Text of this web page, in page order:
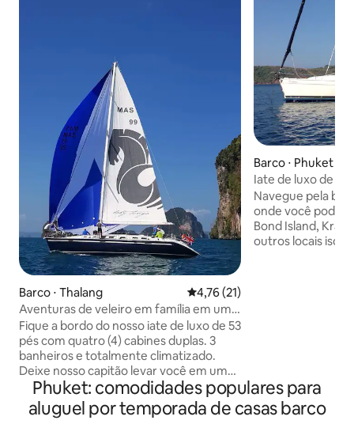
Barco ⋅ Thalang 4,76 de uma avaliação média
4,76 (21)
Aventuras de veleiro em família em um
iate de 16 metros
Fique a bordo do nosso iate de luxo de 53
pés com quatro (4) cabines duplas. 3
banheiros e totalmente climatizado.
Deixe nosso capitão levar você em um
incrível passeio pelas mágicas ilhas de
Andaman. Este iate pode ser fretado
para viagens de veleiro de um dia com
Barco ⋅ Phuket
Iate de luxo de
em Krabi e Phuket
Navegue pela
onde você pode
Bond Island,
outros locais
desfrutar do pôr
vinho .
Phuket: comodidades populares para
aluguel por temporada de casas barco